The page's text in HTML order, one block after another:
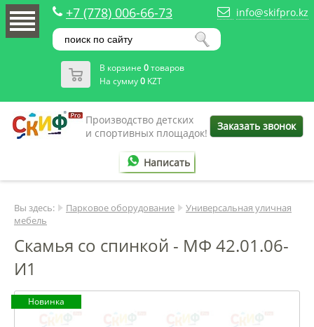
+7 (778) 006-66-73 info@skifpro.kz
В корзине 0товаров
На сумму0 KZT
Производство детских
и спортивных площадок!
Заказать звонок
Написать
Вы здесь: Парковое оборудование
Универсальная уличная
мебель
Скамья со спинкой - МФ 42.01.06-
И1
Новинка